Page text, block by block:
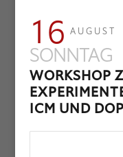
16 AUGUST
SONNTAG
WORKSHOP
ICM UND